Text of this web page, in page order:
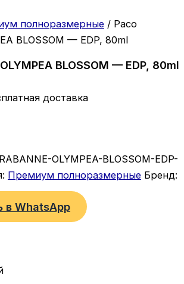
полноразмерные / Paco
BLOSSOM — EDP, 80ml
BLOSSOM — EDP, 80ml
доставка
OLYMPEA-BLOSSOM-EDP-
Премиум полноразмерные Бренд:
в WhatsApp